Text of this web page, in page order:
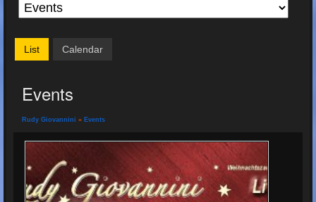
List Calendar
Events
Rudy Giovannini » Events